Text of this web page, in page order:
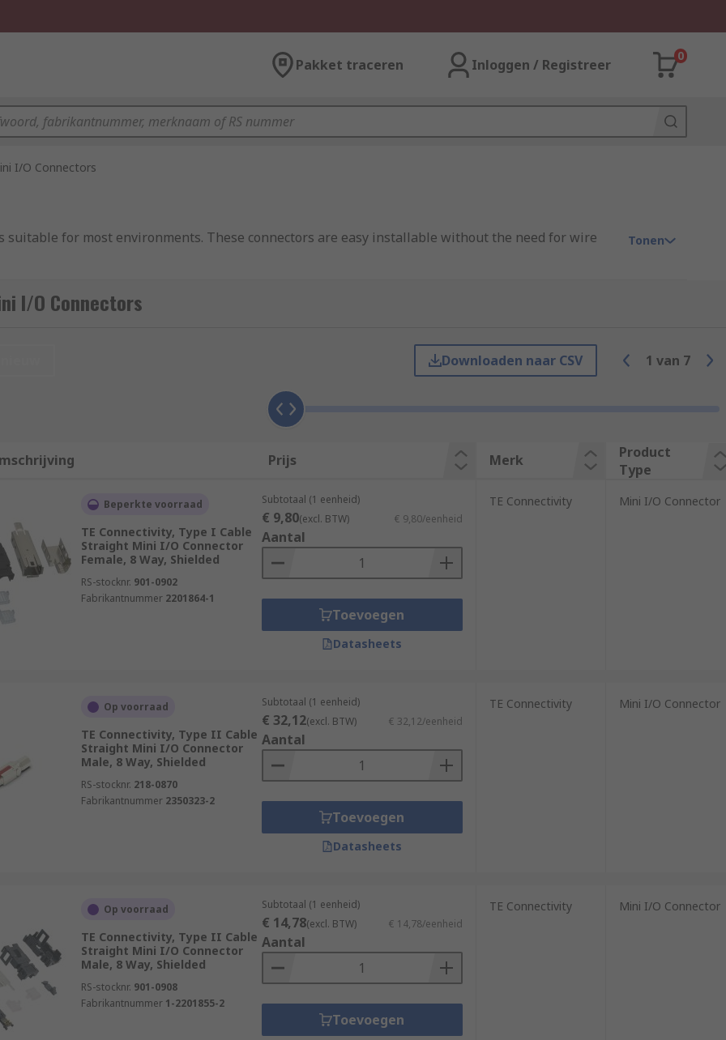
Pakket traceren Inloggen / Registreer
0
I/O Connectors
for most environments. These connectors are easy installable without the need for wire
terminal with contact points. The outer materials are made from thermoplastics, which makes
temperatures.
increases conduction for highly reliable connection features. Latch mechanisms prevent cables
which increases the effective use of the circuit board or PCB. The second benefit to the user is the
and motion and drive applications. Their durability and lock structures make them
facilities and industrial machinery such as lathes and PLCs.
being either plug connectors or jack connectors.
Tonen
I/O Connectors
Downloaden naar CSV 1 van 7
Prijs Merk
Product
Type
Beperkte voorraad
TE Connectivity, Type I Cable
Straight Mini I/O Connector
Female, 8 Way, Shielded
RS-stocknr. 901-0902
Fabrikantnummer 2201864-1
Subtotaal (1 eenheid)
€ 9,80(excl. BTW) € 9,80/eenheid
Aantal
Toevoegen
Datasheets
TE Connectivity Mini I/O Connector
Op voorraad
TE Connectivity, Type II Cable
Straight Mini I/O Connector
Male, 8 Way, Shielded
RS-stocknr. 218-0870
Fabrikantnummer 2350323-2
Subtotaal (1 eenheid)
€ 32,12(excl. BTW) € 32,12/eenheid
Aantal
Toevoegen
Datasheets
TE Connectivity Mini I/O Connector
Op voorraad
TE Connectivity, Type II Cable
Straight Mini I/O Connector
Male, 8 Way, Shielded
RS-stocknr. 901-0908
Fabrikantnummer 1-2201855-2
Subtotaal (1 eenheid)
€ 14,78(excl. BTW) € 14,78/eenheid
Aantal
Toevoegen
TE Connectivity Mini I/O Connector